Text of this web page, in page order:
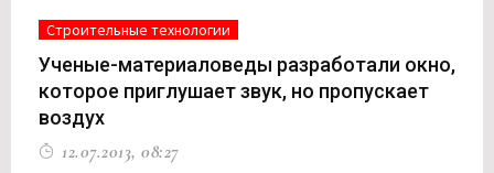
Строительные технологии
Ученые-материаловеды разработали окно,
которое приглушает звук, но пропускает
воздух
12.07.2013, 08:27